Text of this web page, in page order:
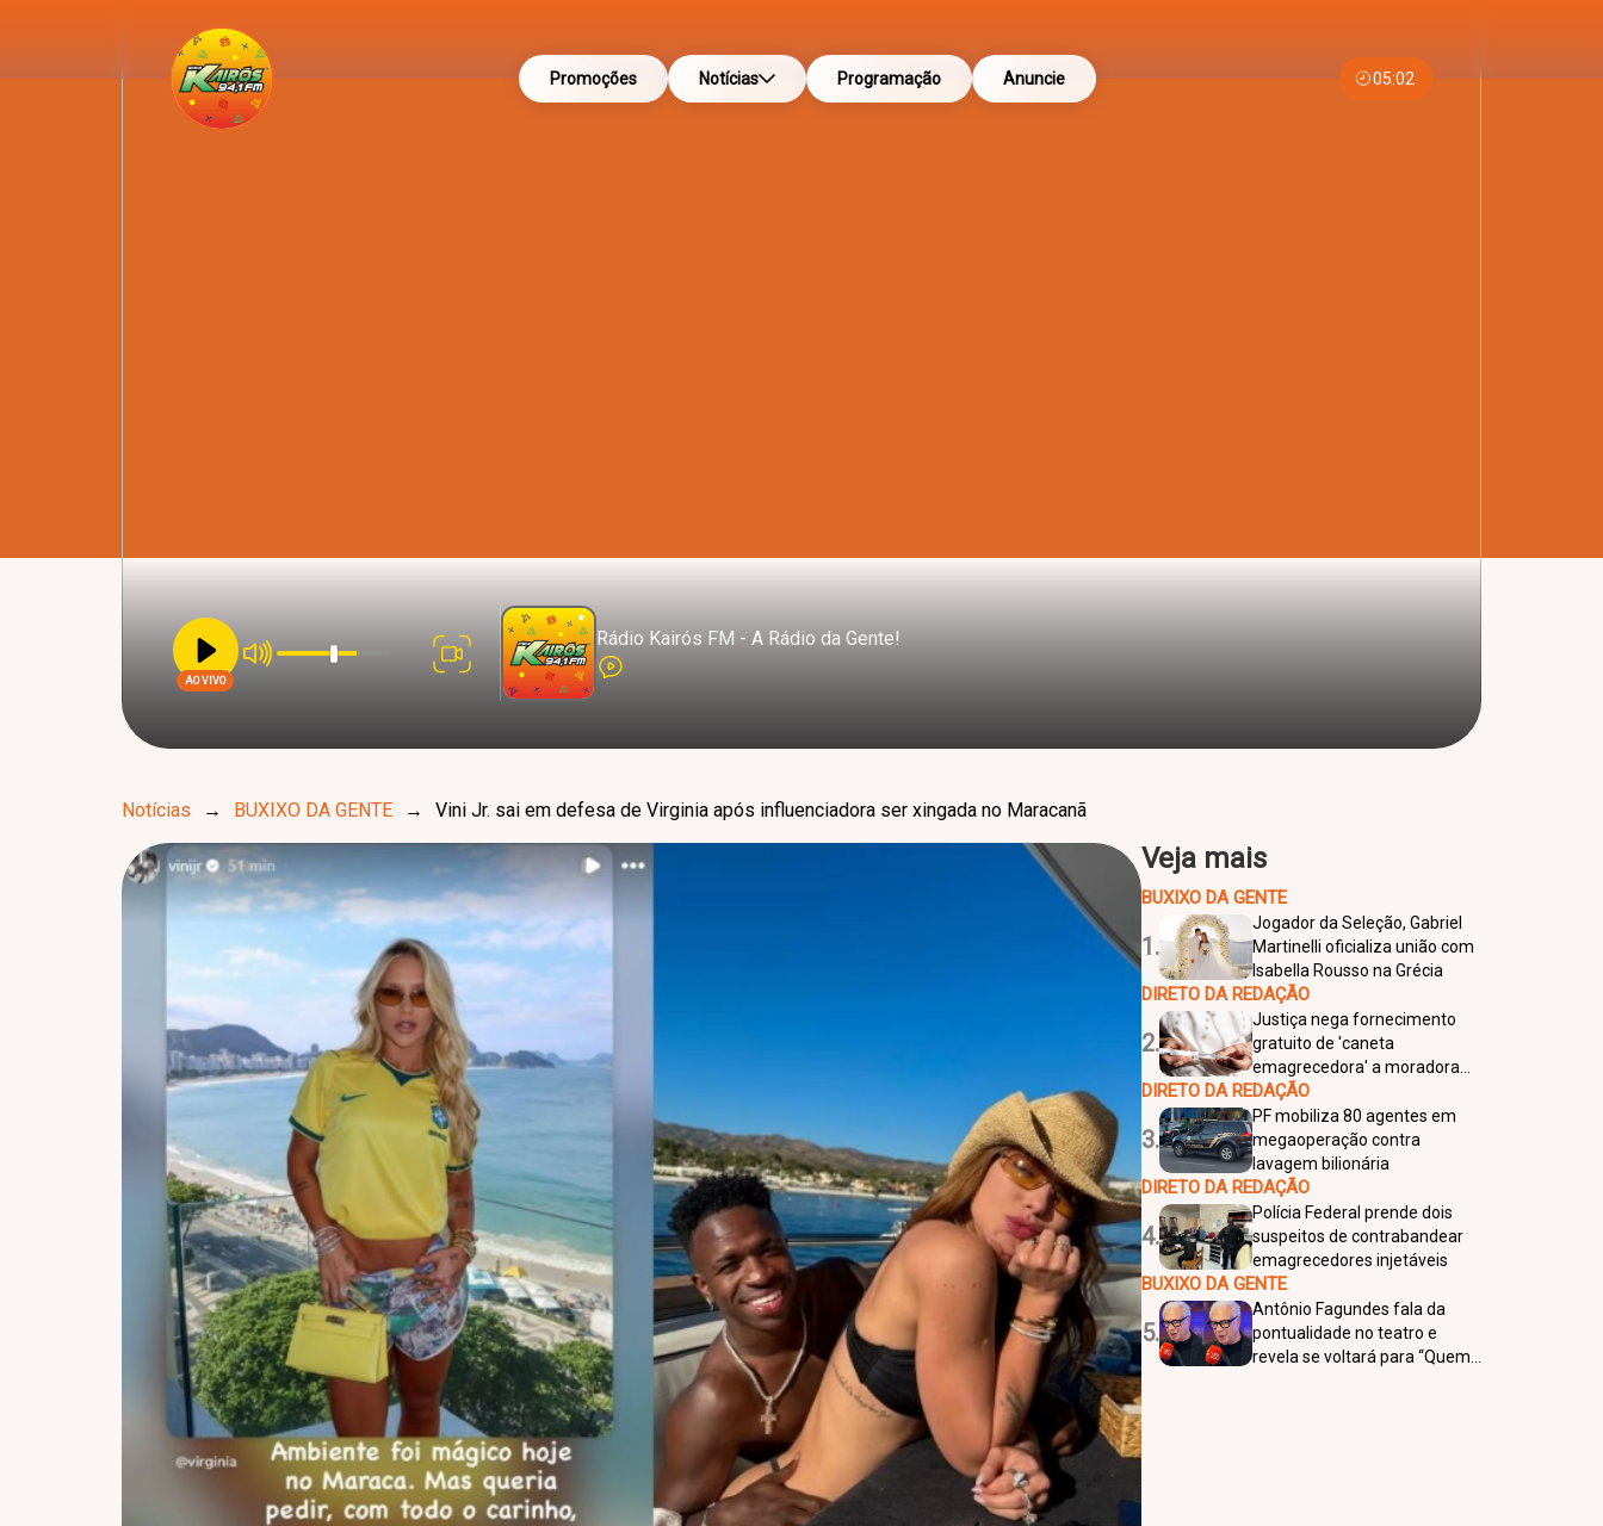
Promoções Notícias Programação Anuncie 05:02
AO VIVO
Rádio Kairós FM - A Rádio da Gente!
Notícias → BUXIXO DA GENTE → Vini Jr. sai em defesa de Virginia após influenciadora ser xingada no Maracanã
Veja mais
BUXIXO DA GENTE
1.
Jogador da Seleção, Gabriel
Martinelli oficializa união com
Isabella Rousso na Grécia
DIRETO DA REDAÇÃO
2.
Justiça nega fornecimento
gratuito de 'caneta
emagrecedora' a moradora
de Araçatuba que sofre de
obesidade
DIRETO DA REDAÇÃO
3.
PF mobiliza 80 agentes em
megaoperação contra
lavagem bilionária
DIRETO DA REDAÇÃO
4.
Polícia Federal prende dois
suspeitos de contrabandear
emagrecedores injetáveis
BUXIXO DA GENTE
5.
Antônio Fagundes fala da
pontualidade no teatro e
revela se voltará para “Quem